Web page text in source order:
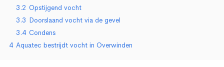
3.2 Opstijgend vocht
3.3 Doorslaand vocht via de gevel
3.4 Condens
4 Aquatec bestrijdt vocht in Overwinden